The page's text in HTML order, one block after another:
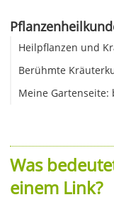
Heilpflanzen und
Berühmte
Meine Gartenseite:
Was
einem Link?